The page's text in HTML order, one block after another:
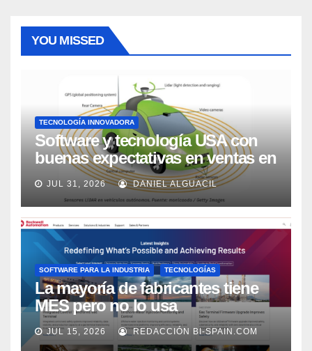
YOU MISSED
TECNOLOGÍA INNOVADORA
Software y tecnología USA con
buenas expectativas en ventas en
los próximos 2 años, según
Market Watch
JUL 31, 2026 DANIEL ALGUACIL
SOFTWARE PARA LA INDUSTRIA TECNOLOGÍAS
La mayoría de fabricantes tiene
MES pero no lo usa
adecuadamente, según Rockwell
Automation
JUL 15, 2026 REDACCIÓN BI-SPAIN.COM